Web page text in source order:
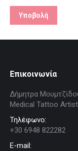
Επικοινωνία
Δήμητρα
Medical Tattoo Artist
Τηλέφωνο:
+30 6948 822282
E-mail: